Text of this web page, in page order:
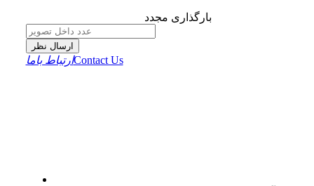
بارگذاری مجدد
ارسال نظر
ارتباط باماContact Us